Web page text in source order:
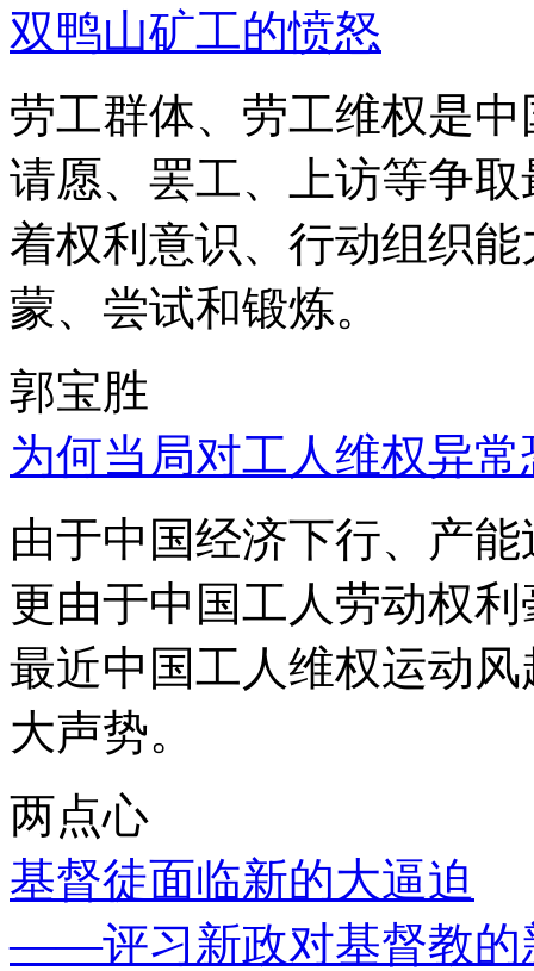
双鸭山矿工的愤怒
劳工群体、劳工维权是
请愿、罢工、上访等争
着权利意识、行动组织
蒙、尝试和锻炼。
郭宝胜
为何当局对工人维权异
由于中国经济下行、产
更由于中国工人劳动权
最近中国工人维权运动
大声势。
两点心
基督徒面临新的大逼迫
——评习新政对基督教的